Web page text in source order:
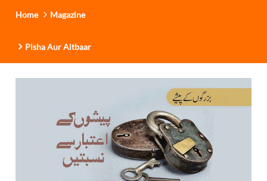
Home Magazine
Pisha Aur Aitbaar